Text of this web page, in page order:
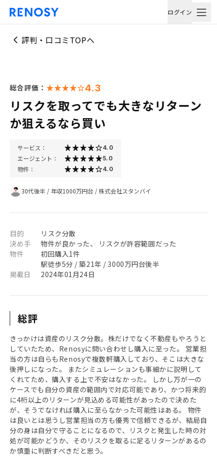
ログイン
評判・口コミTOPへ
総合評価： 4.3
リスクを取ってでも大きなリターン
か狙えるなら買い
サービス： 4.0
エージェント： 5.0
物件： 4.0
30代後半 / 年収1000万円台 /株式会社スタンバイ
目的
リスク分散
決め手
物件が良かった、 リスクが許容範囲だった
物件
初回購入1件
駅徒歩5分 / 築21年 / 3000万円台後半
掲載日
2024年01月24日
総評
きっかけは資産のリスク分散。株だけでなく不動産もやろうと
していたため、Renosyに問い合わせし購入に至った。 営業担
当の方は自らもRenosyで複数軒購入しており、そこは大きな
後押しになった。 またシミュレーションも事細かに説明して
くれてため、購入する上で不安はなかった。 しかし万が一の
ケースでも自分の資産の範囲内で対応可能であり、かつ将来的
に4桁以上のリターンが見込める可能性があったので決めた
が、そうでなければ購入に至らなかった可能性はある。 物件
は良いとは思うし営業担当の方も優秀で信頼できるが、結局自
分の身は自分で守ることになるので、リスクと発生した時の対
処が可能かどうか、そのリスクを取るに足るリターンがあるの
か慎重に判断すべきだと思う。